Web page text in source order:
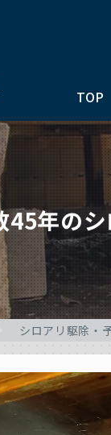
TOP
45年の
シロアリ駆除・